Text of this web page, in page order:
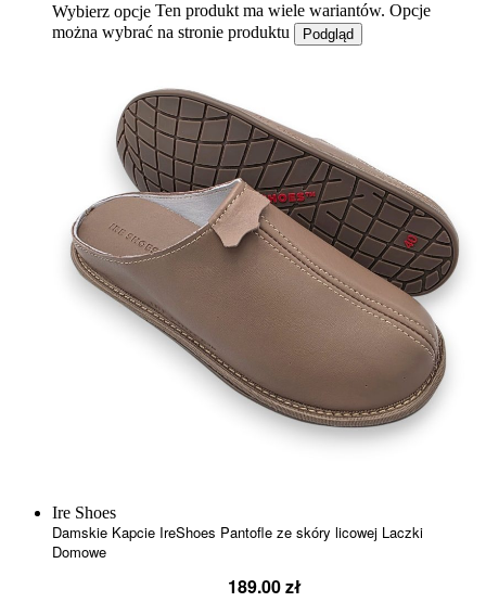
Wybierz opcje Ten produkt ma wiele wariantów. Opcje
można wybrać na stronie produktu
Podgląd
Ire Shoes
Damskie Kapcie IreShoes Pantofle ze skóry licowej Laczki
Domowe
189.00zł